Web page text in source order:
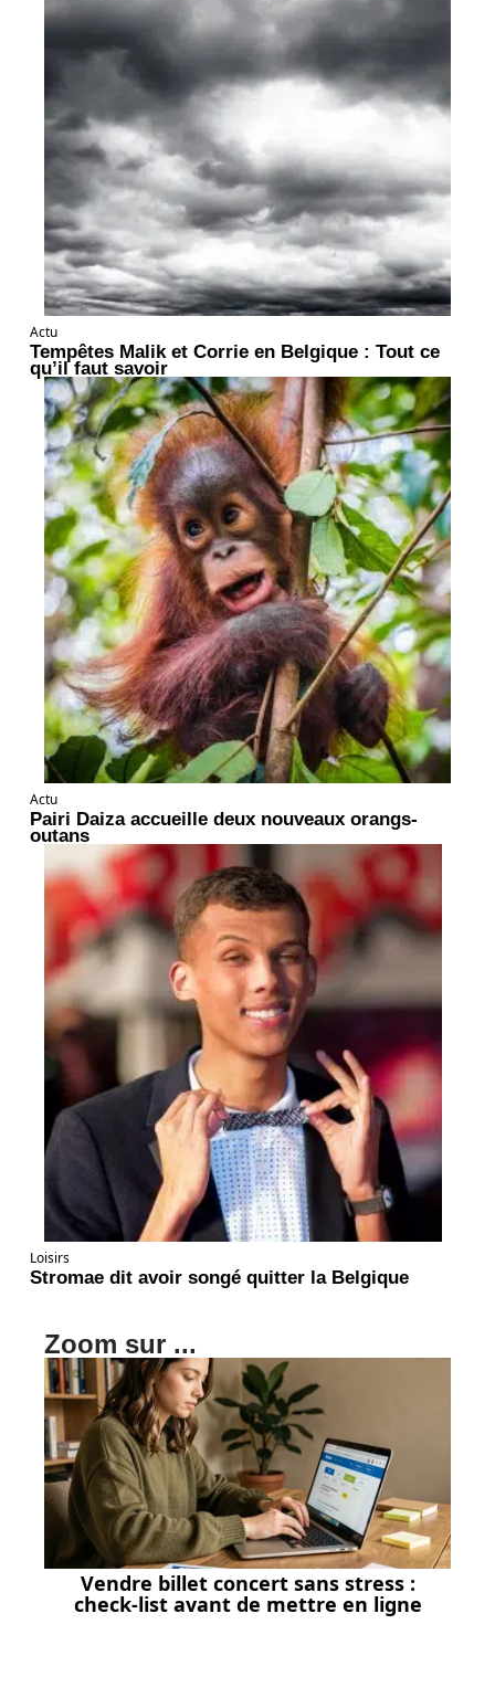
Actu
Tempêtes Malik et Corrie en Belgique : Tout ce
qu’il faut savoir
Actu
Pairi Daiza accueille deux nouveaux orangs-
outans
Loisirs
Stromae dit avoir songé quitter la Belgique
Zoom sur ...
Vendre billet concert sans stress :
check-list avant de mettre en ligne